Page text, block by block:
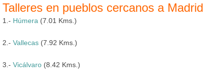
Talleres en pueblos cercanos a Madrid
1.- Húmera (7.01 Kms.)
2.- Vallecas (7.92 Kms.)
3.- Vicálvaro (8.42 Kms.)